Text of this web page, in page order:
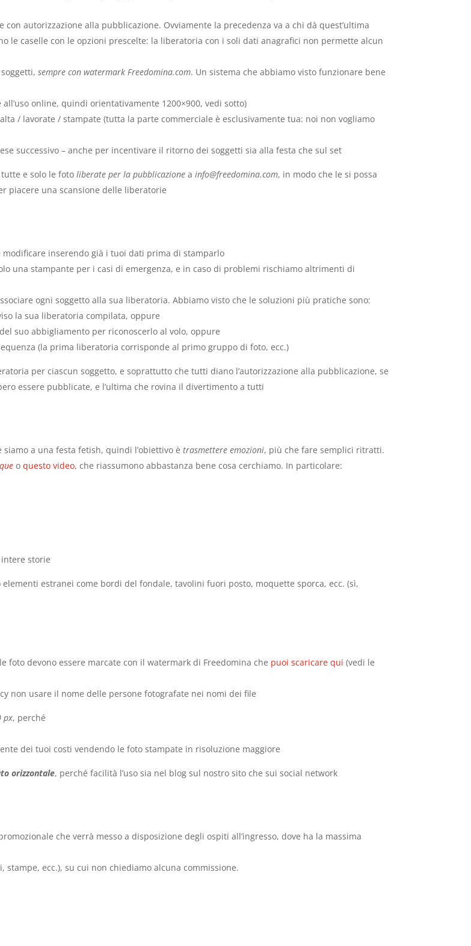
autorizzazione alla pubblicazione. Ovviamente la precedenza va a chi dà quest’ultima
le caselle con le opzioni prescelte: la liberatoria con i soli dati anagrafici non permette alcun
soggetti,sempre con watermark Freedomina.com. Un sistema che abbiamo visto funzionare bene
online, quindi orientativamente 1200×900, vedi sotto)
/ lavorate / stampate (tutta la parte commerciale è esclusivamente tua: noi non vogliamo
successivo – anche per incentivare il ritorno dei soggetti sia alla festa che sul set
tutte e solo le fotoliberate per la pubblicazione ainfo@freedomina.com, in modo che le si possa
piacere una scansione delle liberatorie
modificare inserendo già i tuoi dati prima di stamparlo
una stampante per i casi di emergenza, e in caso di problemi rischiamo altrimenti di
ogni soggetto alla sua liberatoria. Abbiamo visto che le soluzioni più pratiche sono:
la sua liberatoria compilata, oppure
suo abbigliamento per riconoscerlo al volo, oppure
(la prima liberatoria corrisponde al primo gruppo di foto, ecc.)
per ciascun soggetto, e soprattutto che tutti diano l’autorizzazione alla pubblicazione, se
essere pubblicate, e l’ultima che rovina il divertimento a tutti
a una festa fetish, quindi l’obiettivo ètrasmettere emozioni, più che fare semplici ritratti.
oquesto video, che riassumono abbastanza bene cosa cerchiamo. In particolare:
storie
estranei come bordi del fondale, tavolini fuori posto, moquette sporca, ecc. (sì,
foto devono essere marcate con il watermark di Freedomina che puoi scaricare qui (vedi le
non usare il nome delle persone fotografate nei nomi dei file
px, perché
dei tuoi costi vendendo le foto stampate in risoluzione maggiore
orizzontale, perché facilità l’uso sia nel blog sul nostro sito che sui social network
che verrà messo a disposizione degli ospiti all’ingresso, dove ha la massima
ecc.), su cui non chiediamo alcuna commissione.